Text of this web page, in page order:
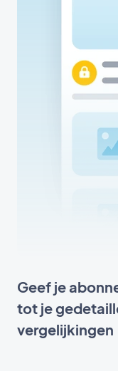
Geef je
tot je
vergelijkingen